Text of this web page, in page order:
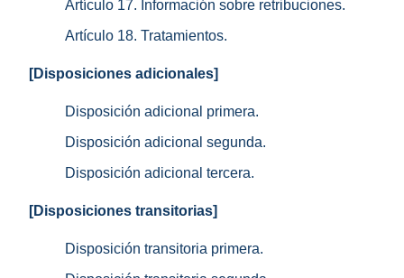
Artículo 17. Información sobre retribuciones.
Artículo 18. Tratamientos.
[Disposiciones adicionales]
Disposición adicional primera.
Disposición adicional segunda.
Disposición adicional tercera.
[Disposiciones transitorias]
Disposición transitoria primera.